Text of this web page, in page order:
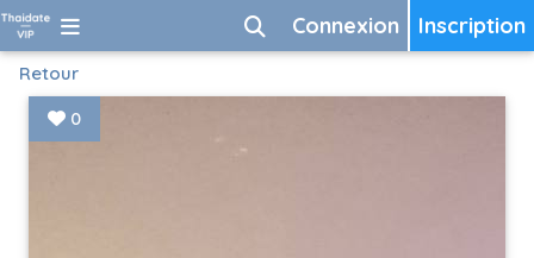
Inscription
Connexion
Retour
0